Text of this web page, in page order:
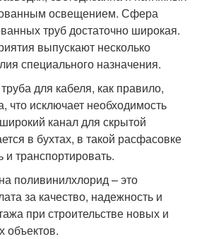
освещением. Сфера
труб достаточно широкая.
выпускают несколько
специального назначения.
для кабеля, как правило,
что исключает необходимость
канал для скрытой
в бухтах, в такой расфасовке
транспортировать.
поливинилхлорид – это
за качество, надежность и
при строительстве новых и
объектов.